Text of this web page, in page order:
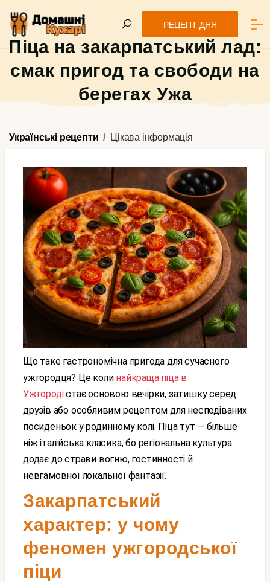
РЕЦЕПТ ДНЯ
Піца на закарпатський лад:
смак пригод та свободи на
берегах Ужа
Українські рецепти Цікава інформація
Що таке гастрономічна пригода для сучасного
ужгородця? Це коли найкраща піца в
Ужгородістає основою вечірки, затишку серед
друзів або особливим рецептом для несподіваних
посиденьок у родинному колі. Піца тут — більше
ніж італійська класика, бо регіональна культура
додає до страви вогню, гостинності й
невгамовної локальної фантазії.
Закарпатський
характер: у чому
феномен ужгородської
піци